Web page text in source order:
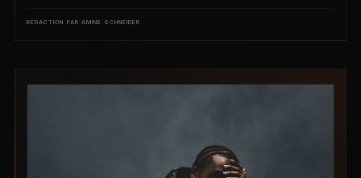
RÉDACTION PAR AMINE SCHNEIDER